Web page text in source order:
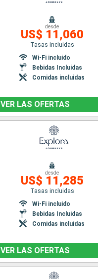
desde
US$ 11,060
Tasas incluidas
Wi-Fi incluido
Bebidas Incluidas
Comidas incluidas
VER LAS OFERTAS
desde
US$ 11,285
Tasas incluidas
Wi-Fi incluido
Bebidas Incluidas
Comidas incluidas
VER LAS OFERTAS